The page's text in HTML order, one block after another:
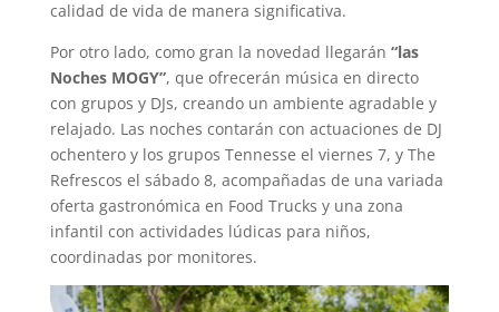
calidad de vida de manera significativa.
Por otro lado, como gran la novedad llegarán “las
Noches MOGY”, que ofrecerán música en directo
con grupos y DJs, creando un ambiente agradable y
relajado. Las noches contarán con actuaciones de DJ
ochentero y los grupos Tennesse el viernes 7, y The
Refrescos el sábado 8, acompañadas de una variada
oferta gastronómica en Food Trucks y una zona
infantil con actividades lúdicas para niños,
coordinadas por monitores.